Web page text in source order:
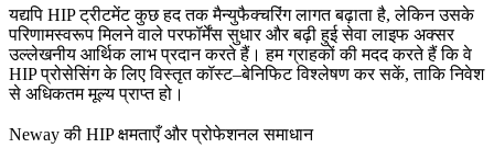
यद्यपि HIP ट्रीटमेंट कुछ हद तक मैन्युफैक्चरिंग लागत बढ़ाता है, लेकिन उसके
परिणामस्वरूप मिलने वाले परफॉर्मेंस सुधार और बढ़ी हुई सेवा लाइफ अक्सर
उल्लेखनीय आर्थिक लाभ प्रदान करते हैं। हम ग्राहकों की मदद करते हैं कि वे
HIP प्रोसेसिंग के लिए विस्तृत कॉस्ट–बेनिफिट विश्लेषण कर सकें, ताकि निवेश
से अधिकतम मूल्य प्राप्त हो।
Neway की HIP क्षमताएँ और प्रोफेशनल समाधान